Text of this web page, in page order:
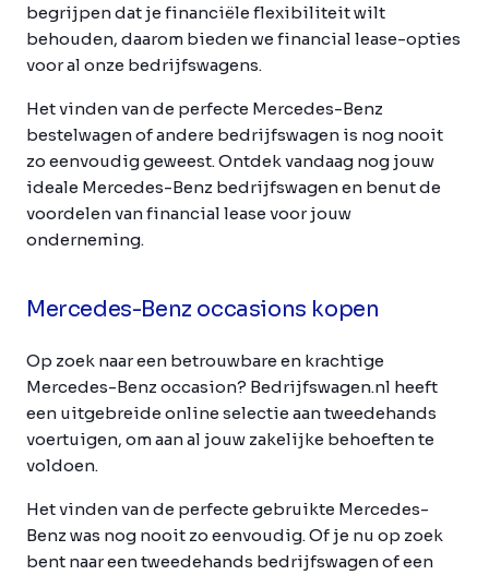
begrijpen dat je financiële flexibiliteit wilt
behouden, daarom bieden we financial lease-opties
voor al onze bedrijfswagens.
Het vinden van de perfecte Mercedes-Benz
bestelwagen of andere bedrijfswagen is nog nooit
zo eenvoudig geweest. Ontdek vandaag nog jouw
ideale Mercedes-Benz bedrijfswagen en benut de
voordelen van financial lease voor jouw
onderneming.
Mercedes-Benz occasions kopen
Op zoek naar een betrouwbare en krachtige
Mercedes-Benz occasion? Bedrijfswagen.nl heeft
een uitgebreide online selectie aan tweedehands
voertuigen, om aan al jouw zakelijke behoeften te
voldoen.
Het vinden van de perfecte gebruikte Mercedes-
Benz was nog nooit zo eenvoudig. Of je nu op zoek
bent naar een tweedehands bedrijfswagen of een